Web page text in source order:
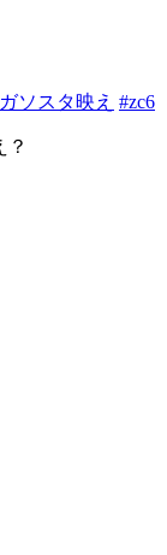
ソスタ映え #zc6
？